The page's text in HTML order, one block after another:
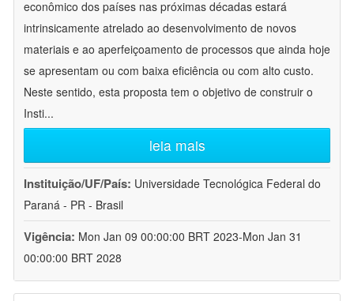
econômico dos países nas próximas décadas estará
intrinsicamente atrelado ao desenvolvimento de novos
materiais e ao aperfeiçoamento de processos que ainda hoje
se apresentam ou com baixa eficiência ou com alto custo.
Neste sentido, esta proposta tem o objetivo de construir o
Insti...
leia mais
Instituição/UF/País: Universidade Tecnológica Federal do
Paraná - PR - Brasil
Vigência: Mon Jan 09 00:00:00 BRT 2023-Mon Jan 31
00:00:00 BRT 2028